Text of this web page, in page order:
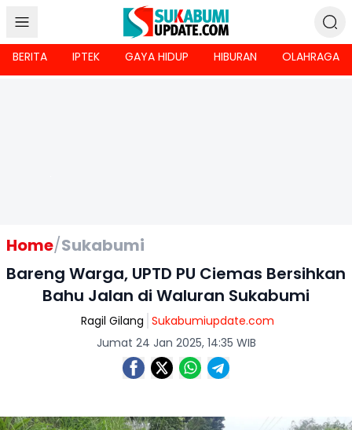
BERITA IPTEK GAYA HIDUP HIBURAN OLAHRAGA
Home/Sukabumi
Bareng Warga, UPTD PU Ciemas Bersihkan
Bahu Jalan di Waluran Sukabumi
Ragil Gilang Sukabumiupdate.com
Jumat 24 Jan 2025, 14:35 WIB